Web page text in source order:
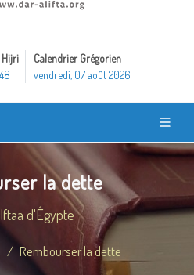
Calendrier Grégorien
vendredi, 07 août 2026
la dette
d'Égypte
Rembourser la dette